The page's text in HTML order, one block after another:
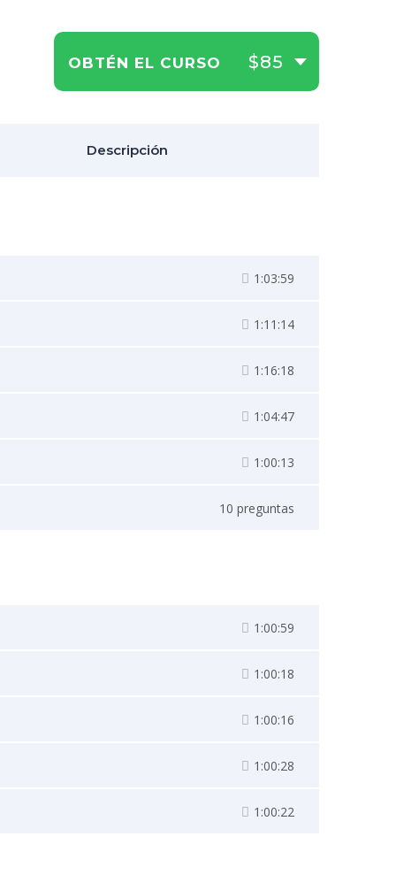
OBTÉN EL CURSO $85
Descripción
1:03:59
1:11:14
1:16:18
1:04:47
1:00:13
10 preguntas
1:00:59
1:00:18
1:00:16
1:00:28
1:00:22